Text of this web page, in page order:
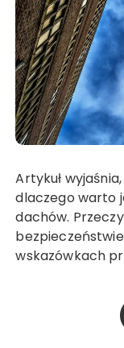
Artykuł wyjaśnia, czym są roboty alpinistyczne i
dlaczego warto
dachów.
wskazówkach